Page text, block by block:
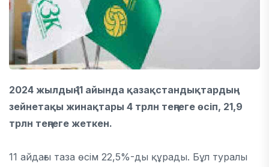
2024 жылдың 11 айында қазақстандықтардың
зейнетақы жинақтары 4 трлн теңгеге өсіп, 21,9
трлн теңгеге жеткен.
11 айдағы таза өсім 22,5%-ды құрады. Бұл туралы